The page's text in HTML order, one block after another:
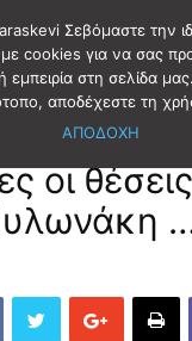
οι
Σεβόμαστε την
cookies για να σας
εμπειρία στη σελίδα
αποδέχεστε τη
ΑΠΟΔΟΧΗ